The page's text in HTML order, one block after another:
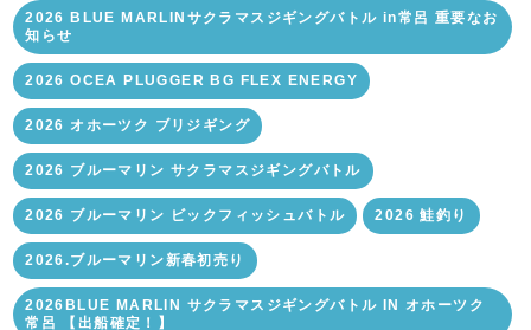
2026 BLUE MARLINサクラマスジギングバトル in常呂 重要なお
知らせ
2026 OCEA PLUGGER BG FLEX ENERGY
2026 オホーツク ブリジギング
2026 ブルーマリン サクラマスジギングバトル
2026 ブルーマリン ビックフィッシュバトル 2026 鮭釣り
2026.ブルーマリン新春初売り
2026BLUE MARLIN サクラマスジギングバトル IN オホーツク
常呂 【出船確定！】